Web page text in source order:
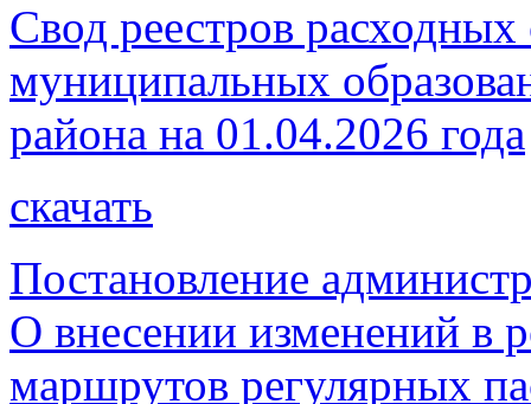
Свод реестров расходных
муниципальных
района на 01.04.2026 года
скачать
Постановление
О внесении изменений в
маршрутов регулярных